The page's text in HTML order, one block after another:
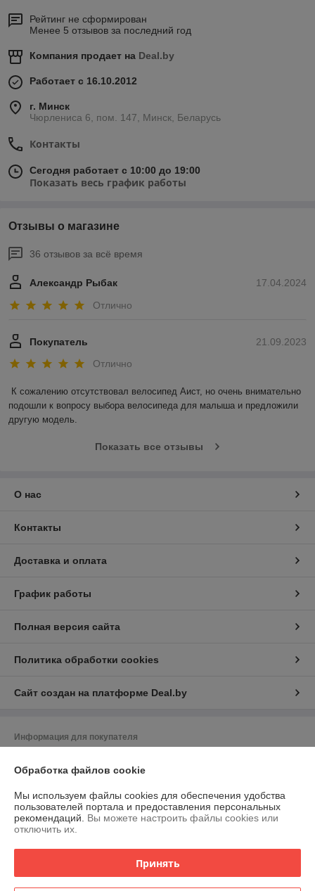
Рейтинг не сформирован
Менее 5 отзывов за последний год
Компания продает на Deal.by
Работает с 16.10.2012
г. Минск
Чюрлениса 6, пом. 147, Минск, Беларусь
Контакты
Сегодня работает с 10:00 до 19:00
Показать весь график работы
Отзывы о магазине
36 отзывов за всё время
17.04.2024
Александр Рыбак
Отлично
21.09.2023
Покупатель
Отлично
К сожалению отсутствовал велосипед Аист, но очень внимательно
подошли к вопросу выбора велосипеда для малыша и предложили
другую модель.
Показать все отзывы
О нас
Контакты
Доставка и оплата
График работы
Полная версия сайта
Политика обработки cookies
Сайт создан на платформе Deal.by
Информация для покупателя
предприятие "АСНмаркет"
Регистрационный номер ЕГР: 191129356
УНП: 191129356
Регистрационный орган: Мингорисполком
Дата регистрации компании: 26.11.2009
Обработка файлов cookie
Мы используем файлы cookies для обеспечения удобства
пользователей портала и предоставления персональных
рекомендаций. Вы можете настроить файлы cookies или
отключить их.
Принять